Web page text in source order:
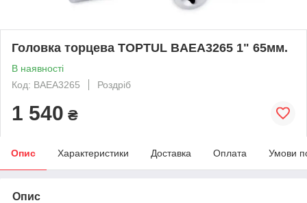
Головка торцева TOPTUL BAEA3265 1" 65мм.
В наявності
Код: BAEA3265
Роздріб
1 540 ₴
Опис Характеристики Доставка Оплата Умови
Опис